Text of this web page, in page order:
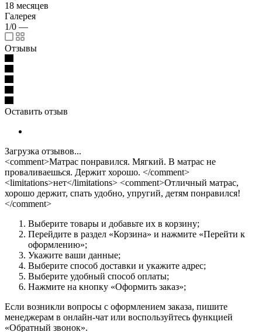
18 месяцев
Галерея
1/0 —
Отзывы
Оставить отзыв
Загрузка отзывов...
<comment>Матрас понравился. Мягкий. В матрас не
проваливаешься. Держит хорошо. </comment>
<limitations>нет</limitations> <comment>Отличный матрас,
хорошо держит, спать удобно, упругий, детям понравился!
</comment>
Выберите товары и добавьте их в корзину;
Перейдите в раздел «Корзина» и нажмите «Перейти к
оформлению»;
Укажите ваши данные;
Выберите способ доставки и укажите адрес;
Выберите удобный способ оплаты;
Нажмите на кнопку «Оформить заказ»;
Если возникли вопросы с оформлением заказа, пишите
менеджерам в онлайн-чат или воспользуйтесь функцией
«Обратный звонок».